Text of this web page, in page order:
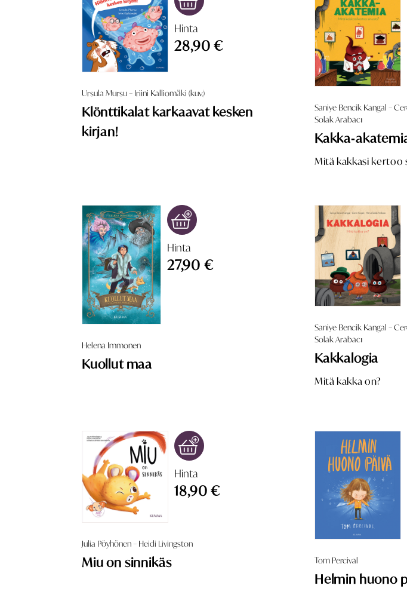
Hinta
28,90 €
Ursula Mursu – Iriini Kalliomäki (kuv.)
Klönttikalat karkaavat kesken
kirjan!
Saniye Bencik Kangal –
Solak Arabacı
Mitä kakkasi kertoo
Hinta
27,90 €
Helena Immonen
Kuollut maa
Saniye Bencik Kangal –
Solak Arabacı
Kakkalogia
Mitä kakka on?
Hinta
18,90 €
Julia Pöyhönen – Heidi Livingston
Miu on sinnikäs Tom Percival
Helmin huono